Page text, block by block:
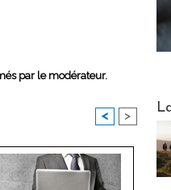
par le modérateur.
< >